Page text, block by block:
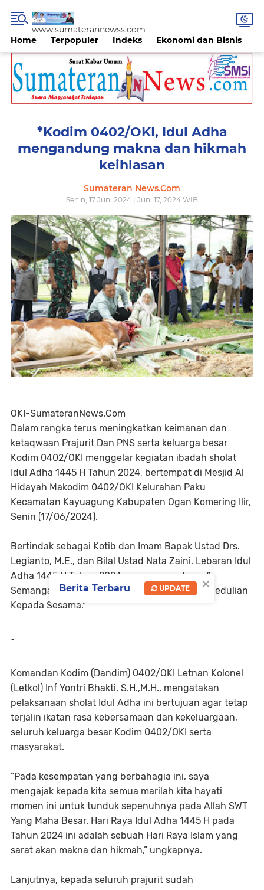
Home Terpopuler Indeks Ekonomi dan Bisnis
www.sumaterannewss.com
*Kodim 0402/OKI, Idul Adha
mengandung makna dan hikmah
keihlasan
Sumateran News.Com
Senin, 17 Juni 2024 | Juni 17, 2024 WIB
OKI-SumateranNews.Com
Dalam rangka terus meningkatkan keimanan dan
ketaqwaan Prajurit Dan PNS serta keluarga besar
Kodim 0402/OKI menggelar kegiatan ibadah sholat
Idul Adha 1445 H Tahun 2024, bertempat di Mesjid Al
Hidayah Makodim 0402/OKI Kelurahan Paku
Kecamatan Kayuagung Kabupaten Ogan Komering Ilir,
Senin (17/06/2024).
Bertindak sebagai Kotib dan Imam Bapak Ustad Drs.
Legianto, M.E., dan Bilal Ustad Nata Zaini. Lebaran Idul
Adha 1445 H Tahun 2024, mengusung tema ”
Semangat Berkurban Untuk Ketaatan dan Kepedulian
Kepada Sesama."
-
Komandan Kodim (Dandim) 0402/OKI Letnan Kolonel
(Letkol) Inf Yontri Bhakti, S.H.,M.H., mengatakan
pelaksanaan sholat Idul Adha ini bertujuan agar tetap
terjalin ikatan rasa kebersamaan dan kekeluargaan,
seluruh keluarga besar Kodim 0402/OKI serta
masyarakat.
”Pada kesempatan yang berbahagia ini, saya
mengajak kepada kita semua marilah kita hayati
momen ini untuk tunduk sepenuhnya pada Allah SWT
Yang Maha Besar. Hari Raya Idul Adha 1445 H pada
Tahun 2024 ini adalah sebuah Hari Raya Islam yang
sarat akan makna dan hikmah,” ungkapnya.
Lanjutnya, kepada seluruh prajurit sudah
×
Berita Terbaru UPDATE